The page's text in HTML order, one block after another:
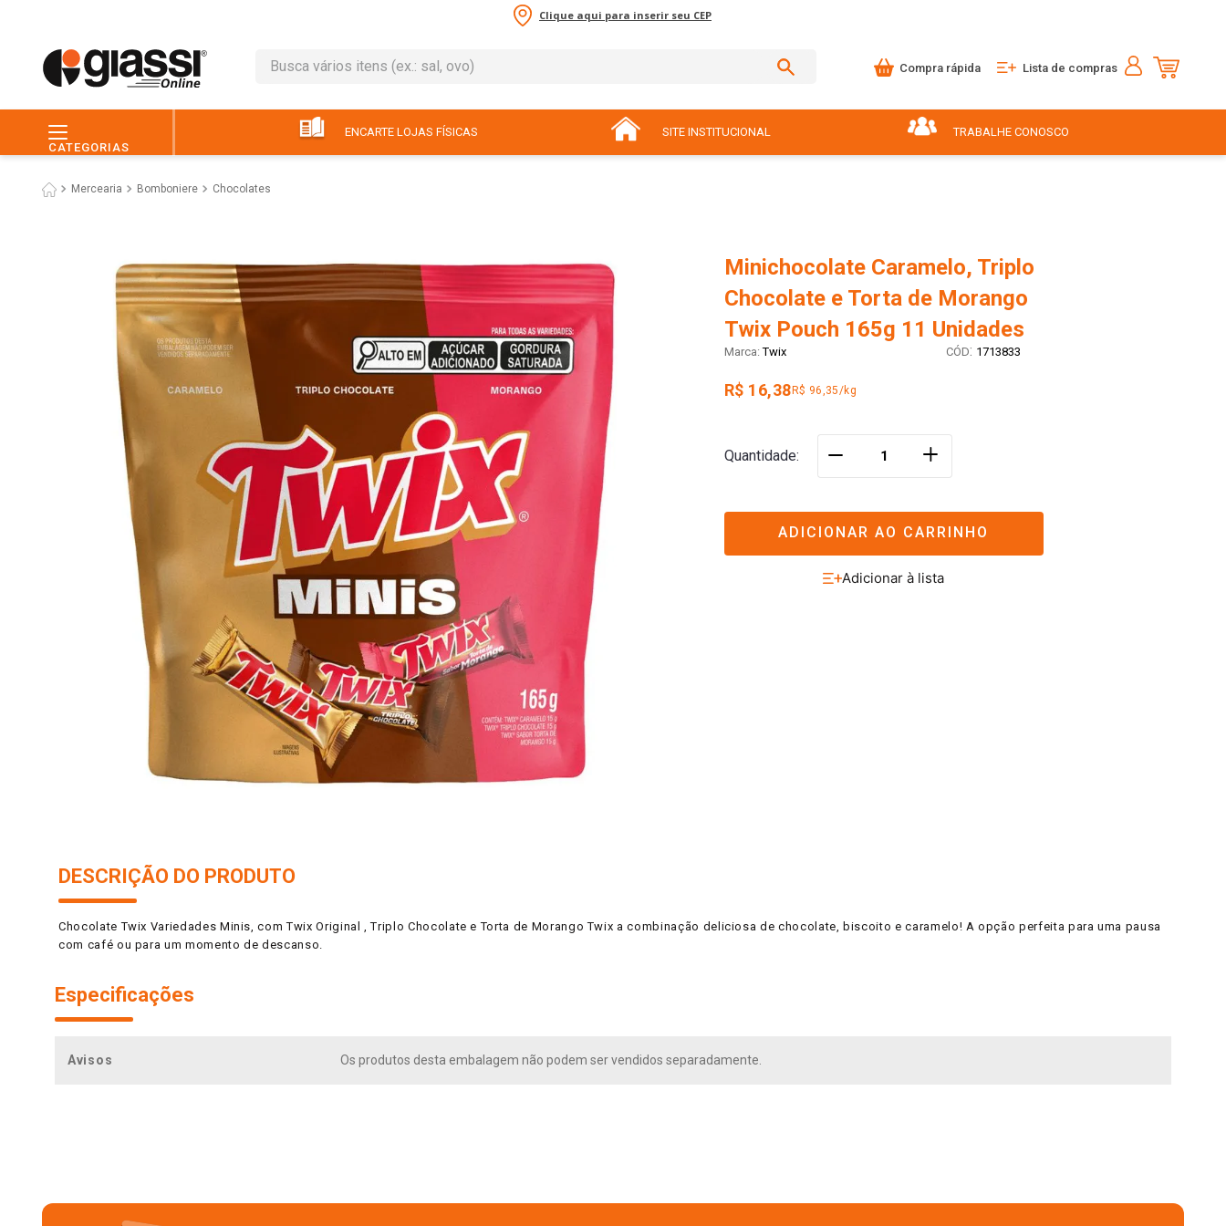
Clique aqui para inserir seu CEP
Busca vários itens (ex.: sal, ovo)
Compra rápida Lista de compras
CATEGORIAS
ENCARTE LOJAS FÍSICAS SITE INSTITUCIONAL TRABALHE CONOSCO
Mercearia Bomboniere Chocolates
Minichocolate Caramelo, Triplo
Chocolate e Torta de Morango
Twix Pouch 165g 11 Unidades
Twix : 1713833
R$ 16,38R$ 96,35/kg
Quantidade ＋
ADICIONAR AO CARRINHO
DESCRIÇÃO DO PRODUTO
Chocolate Twix Variedades Minis, com Twix Original , Triplo Chocolate e Torta de Morango Twix a combinação deliciosa de chocolate, biscoito e caramelo! A opção perfeita para uma pausa
com café ou para um momento de descanso.
Especificações
Avisos Os produtos desta embalagem não podem ser vendidos separadamente.
leite
6º arroz
macarrão
pão